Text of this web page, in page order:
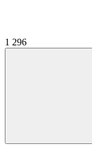
1 296